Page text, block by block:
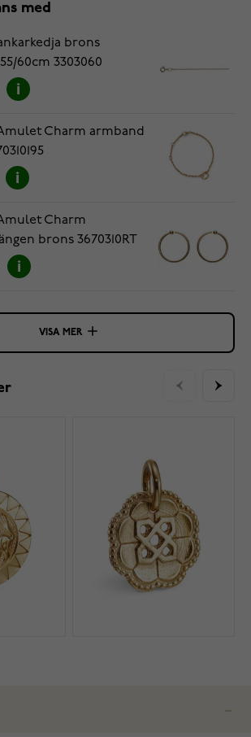
med
brons
60cm 3303060
Charm armband
Charm
brons 3670310RT
VISA MER